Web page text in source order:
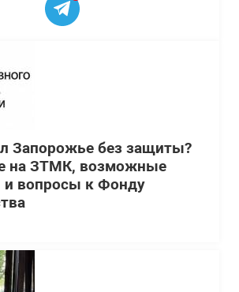
Запорожье без защиты?
на ЗТМК, возможные
и вопросы к Фонду